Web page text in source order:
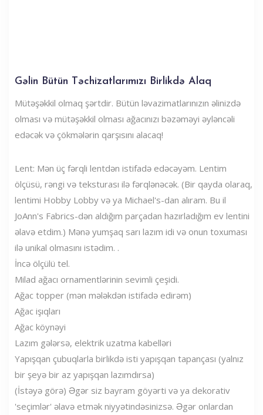
Gəlin Bütün Təchizatlarımızı Birlikdə Alaq
Mütəşəkkil olmaq şərtdir. Bütün ləvazimatlarınızın əlinizdə
olması və mütəşəkkil olması ağacınızı bəzəməyi əyləncəli
edəcək və çökmələrin qarşısını alacaq!
Lent: Mən üç fərqli lentdən istifadə edəcəyəm. Lentim
ölçüsü, rəngi və teksturası ilə fərqlənəcək. (Bir qayda olaraq,
lentimi Hobby Lobby və ya Michael's-dan alıram. Bu il
JoAnn's Fabrics-dən aldığım parçadan hazırladığım ev lentini
əlavə etdim.) Mənə yumşaq sarı lazım idi və onun toxuması
ilə unikal olmasını istədim. .
İncə ölçülü tel.
Milad ağacı ornamentlərinin sevimli çeşidi.
Ağac topper (mən mələkdən istifadə edirəm)
Ağac işıqları
Ağac köynəyi
Lazım gələrsə, elektrik uzatma kabelləri
Yapışqan çubuqlarla birlikdə isti yapışqan tapançası (yalnız
bir şeyə bir az yapışqan lazımdırsa)
(İstəyə görə) Əgər siz bayram göyərti və ya dekorativ
'seçimlər' əlavə etmək niyyətindəsinizsə. Əgər onlardan